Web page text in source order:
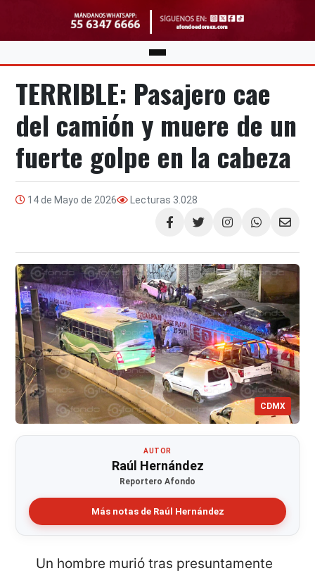
TERRIBLE: Pasajero cae
del camión y muere de un
fuerte golpe en la cabeza
14 de Mayo de 2026 Lecturas 3.028
Compartir
CDMX
AUTOR
Raúl Hernández
Reportero Afondo
Más notas de Raúl Hernández
Un hombre murió tras presuntamente